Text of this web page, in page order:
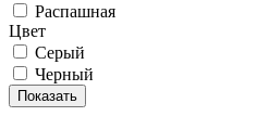
Распашная
Цвет
Серый
Черный
Показать